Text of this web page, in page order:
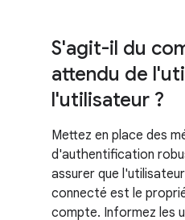
S'agit-il du
attendu de
l'utilisateur ?
Mettez en place des
d'authentification
assurer que
connecté est le
compte. Informez les